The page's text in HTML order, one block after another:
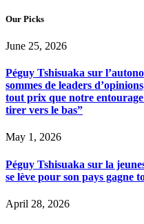
Our Picks
June 25, 2026
Péguy Tshisuaka sur
sommes de leaders
tout prix que notre
tirer vers le bas”
May 1, 2026
Péguy Tshisuaka sur la
se lève pour son pays gagne
April 28, 2026